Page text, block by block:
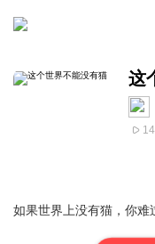
这
如果世界上没有猫，你难